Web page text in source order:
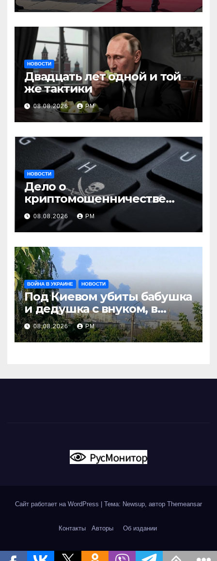
НОВОСТИ
Двадцать лет одной и той
же тактики
08.08.2026 РМ
НОВОСТИ
Дело о
криптомошенничестве
оборачивают в содействие
терроризму
08.08.2026 РМ
ВОЙНА В УКРАИНЕ НОВОСТИ
Под Киевом убиты бабушка
и дедушка с внуком, в
Поволжье и на Кубани
вновь горят НПЗ
08.08.2026 РМ
Сайт работает на WordPress Тема: Newsup, автор Themeansar
Контакты Авторы Об издании